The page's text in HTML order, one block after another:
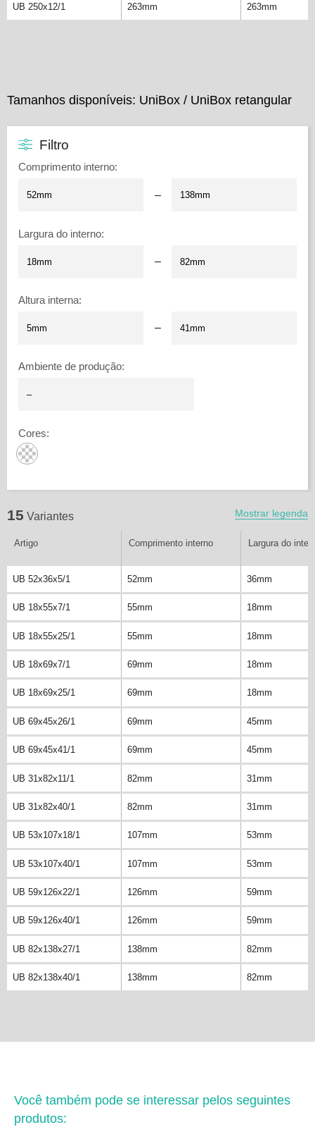
UB 250x12/1 263mm 263mm
Tamanhos disponíveis: UniBox / UniBox retangular
Filtro
Comprimento interno:
–
Largura do interno:
–
Altura interna:
–
Ambiente de produção:
Cores:
15 Variantes Mostrar legenda
Artigo Comprimento interno Largura do
UB 52x36x5/1 52mm 36mm
UB 18x55x7/1 55mm 18mm
UB 18x55x25/1 55mm 18mm
UB 18x69x7/1 69mm 18mm
UB 18x69x25/1 69mm 18mm
UB 69x45x26/1 69mm 45mm
UB 69x45x41/1 69mm 45mm
UB 31x82x11/1 82mm 31mm
UB 31x82x40/1 82mm 31mm
UB 53x107x18/1 107mm 53mm
UB 53x107x40/1 107mm 53mm
UB 59x126x22/1 126mm 59mm
UB 59x126x40/1 126mm 59mm
UB 82x138x27/1 138mm 82mm
UB 82x138x40/1 138mm 82mm
Você também pode se interessar pelos seguintes
produtos: